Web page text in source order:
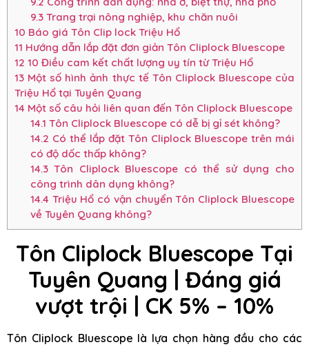
9.3Trang trại nông nghiệp, khu chăn nuôi
10 Báo giá Tôn Clip lock Triệu Hổ
11 Hướng dẫn lắp đặt đơn giản Tôn Cliplock Bluescope
12 10 Điều cam kết chất lượng uy tín từ Triệu Hổ
13 Một số hình ảnh thực tế Tôn Cliplock Bluescope của
Triệu Hổ tại Tuyên Quang
14 Một số câu hỏi liên quan đến Tôn Cliplock Bluescope
14.1 Tôn Cliplock Bluescope có dễ bị gỉ sét không?
14.2 Có thể lắp đặt Tôn Cliplock Bluescope trên mái
có độ dốc thấp không?
14.3Tôn Cliplock Bluescope có thể sử dụng cho
công trình dân dụng không?
14.4 Triệu Hổ có vận chuyển Tôn Cliplock Bluescope
về Tuyên Quang không?
Tôn Cliplock Bluescope Tại
Tuyên Quang | Đáng giá
vượt trội | CK 5% – 10%
Tôn Cliplock Bluescope là lựa chọn hàng đầu cho các